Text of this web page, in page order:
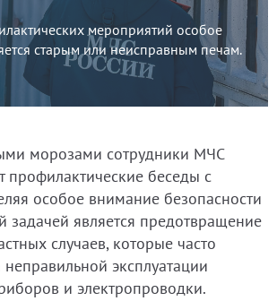
мероприятий особое
старым или неисправным печам.
морозами сотрудники МЧС
профилактические беседы с
особое внимание безопасности
задачей является предотвращение
случаев, которые часто
эксплуатации
и электропроводки.